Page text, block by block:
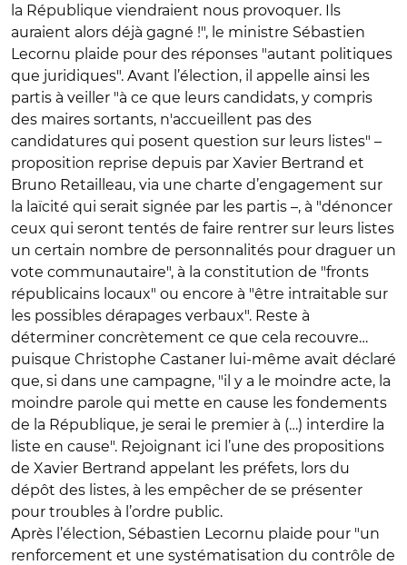
la République viendraient nous provoquer. Ils
auraient alors déjà gagné !", le ministre Sébastien
Lecornu plaide pour des réponses "autant politiques
que juridiques". Avant l’élection, il appelle ainsi les
partis à veiller "à ce que leurs candidats, y compris
des maires sortants, n'accueillent pas des
candidatures qui posent question sur leurs listes" –
proposition reprise depuis par Xavier Bertrand et
Bruno Retailleau, via une charte d’engagement sur
la laïcité qui serait signée par les partis –, à "dénoncer
ceux qui seront tentés de faire rentrer sur leurs listes
un certain nombre de personnalités pour draguer un
vote communautaire", à la constitution de "fronts
républicains locaux" ou encore à "être intraitable sur
les possibles dérapages verbaux". Reste à
déterminer concrètement ce que cela recouvre…
puisque Christophe Castaner lui-même avait déclaré
que, si dans une campagne, "il y a le moindre acte, la
moindre parole qui mette en cause les fondements
de la République, je serai le premier à (…) interdire la
liste en cause". Rejoignant ici l’une des propositions
de Xavier Bertrand appelant les préfets, lors du
dépôt des listes, à les empêcher de se présenter
pour troubles à l’ordre public.
Après l’élection, Sébastien Lecornu plaide pour "un
renforcement et une systématisation du contrôle de